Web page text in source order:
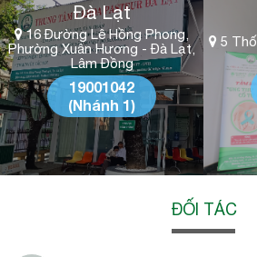
Đà Lạt
16 Đường Lê Hồng Phong,
Phường Xuân Hương - Đà Lạt,
Lâm Đồng
19001042
(Nhánh 1)
5
ĐỐI TÁC